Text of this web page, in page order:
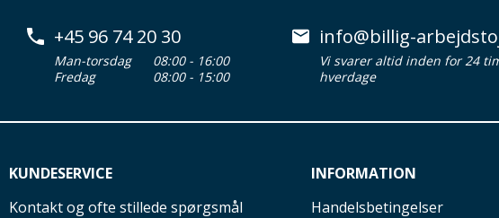
+45 96 74 20 30
Man-torsdag
08:00 - 16:00
Fredag
08:00 - 15:00
info@billig-
Vi svarer altid inden for 24
hverdage
KUNDESERVICE
Kontakt og ofte stillede spørgsmål
INFORMATION
Handelsbetingelser